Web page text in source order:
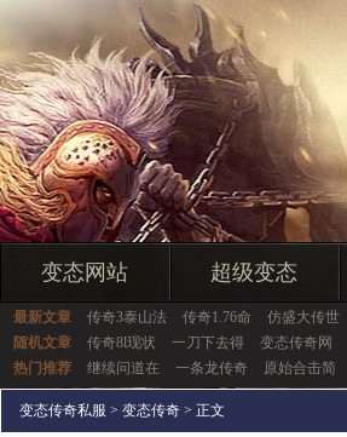
变态网站 超级变态
最新文章 传奇3泰山法 传奇1.76命 仿盛大传世
随机文章
传奇8l现状 一刀下去得 变态传奇网
热门推荐
继续问道在 一条龙传奇 原始合击简
变态传奇私服 > 变态传奇 > 正文